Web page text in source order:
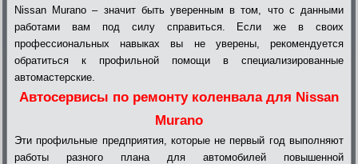
Nissan Murano – значит быть уверенным в том, что с данными
работами вам под силу справиться. Если же в своих
профессиональных навыках вы не уверены, рекомендуется
обратиться к профильной помощи в специализированные
автомастерские.
Автосервисы по ремонту коленвала для Nissan
Murano
Эти профильные предприятия, которые не первый год выполняют
работы разного плана для автомобилей повышенной